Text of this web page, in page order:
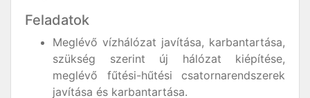
Feladatok
Meglévő vízhálózat javítása, karbantartása,
szükség szerint új hálózat kiépítése,
meglévő fűtési-hűtési csatornarendszerek
javítása és karbantartása.